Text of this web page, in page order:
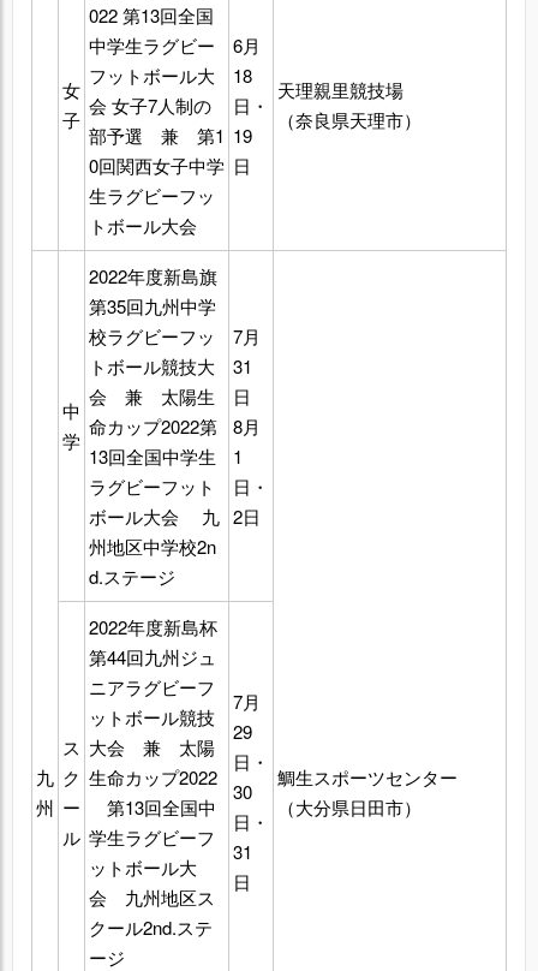
女
子
022 第13回全国
中学生ラグビー
フットボール大
会 女子7人制の
部予選 兼 第1
0回関西女子中学
生ラグビーフッ
トボール大会
6月
18
日・
19
日
天理親里競技場
（奈良県天理市）
九
州
中
学
2022年度新島旗
第35回九州中学
校ラグビーフッ
トボール競技大
会 兼 太陽生
命カップ2022第
13回全国中学生
ラグビーフット
ボール大会 九
州地区中学校2n
d.ステージ
7月
31
日
8月
1
日・
2日
鯛生スポーツセンター
（大分県日田市）
ス
ク
ー
ル
2022年度新島杯
第44回九州ジュ
ニアラグビーフ
ットボール競技
大会 兼 太陽
生命カップ2022
第13回全国中
学生ラグビーフ
ットボール大
会 九州地区ス
クール2nd.ステ
ージ
7月
29
日・
30
日・
31
日